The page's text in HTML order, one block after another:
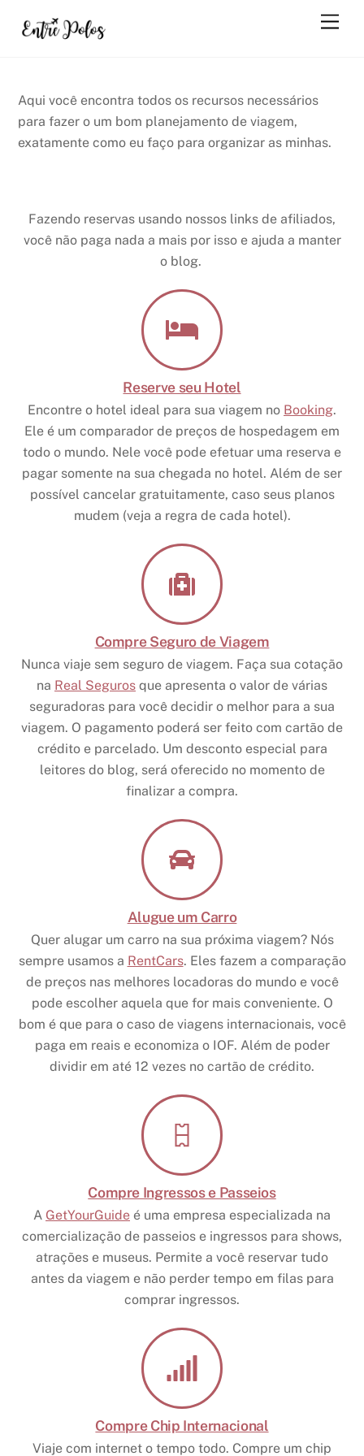
Aqui você encontra todos os recursos necessários
para fazer o um bom planejamento de viagem,
exatamente como eu faço para organizar as minhas.
Fazendo reservas usando nossos links de afiliados,
você não paga nada a mais por isso e ajuda a manter
o blog.
Reserve seu Hotel
Encontre o hotel ideal para sua viagem no Booking.
Ele é um comparador de preços de hospedagem em
todo o mundo. Nele você pode efetuar uma reserva e
pagar somente na sua chegada no hotel. Além de ser
possível cancelar gratuitamente, caso seus planos
mudem (veja a regra de cada hotel).
Compre Seguro de Viagem
Nunca viaje sem seguro de viagem. Faça sua cotação
na Real Seguros que apresenta o valor de várias
seguradoras para você decidir o melhor para a sua
viagem. O pagamento poderá ser feito com cartão de
crédito e parcelado. Um desconto especial para
leitores do blog, será oferecido no momento de
finalizar a compra.
Alugue um Carro
Quer alugar um carro na sua próxima viagem? Nós
sempre usamos a RentCars. Eles fazem a comparação
de preços nas melhores locadoras do mundo e você
pode escolher aquela que for mais conveniente. O
bom é que para o caso de viagens internacionais, você
paga em reais e economiza o IOF. Além de poder
dividir em até 12 vezes no cartão de crédito.
Compre Ingressos e Passeios
A GetYourGuide é uma empresa especializada na
comercialização de passeios e ingressos para shows,
atrações e museus. Permite a você reservar tudo
antes da viagem e não perder tempo em filas para
comprar ingressos.
Compre Chip Internacional
Viaje com internet o tempo todo. Compre um chip